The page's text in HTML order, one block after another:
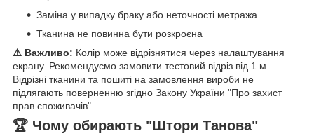
Заміна у випадку браку або неточності метража
Тканина не повинна бути розкроєна
⚠️ Важливо: Колір може відрізнятися через налаштування
екрану. Рекомендуємо замовити тестовий відріз від 1 м.
Відрізні тканини та пошиті на замовлення вироби не
підлягають поверненню згідно Закону України "Про захист
прав споживачів".
🏆 Чому обирають "Штори Танова"